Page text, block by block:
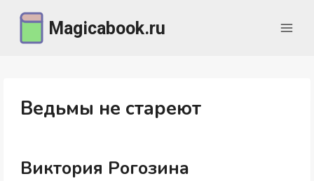
содержимому
Magicabook.ru
Ведьмы не стареют
Виктория Рогозина